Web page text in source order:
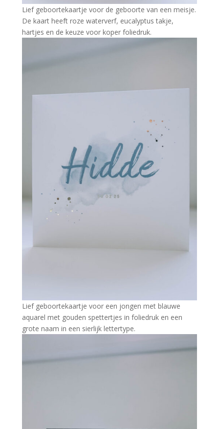
Lief geboortekaartje voor de geboorte van een meisje.
De kaart heeft roze waterverf, eucalyptus takje,
hartjes en de keuze voor koper foliedruk.
Lief geboortekaartje voor een jongen met blauwe
aquarel met gouden spettertjes in foliedruk en een
grote naam in een sierlijk lettertype.